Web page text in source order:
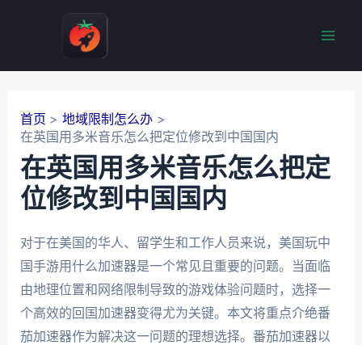
首页
地域限制怎么办
在英国用多米音乐怎么把定位修改到中国国内
在英国用多米音乐怎么把定
位修改到中国国内
对于在美国的华人、留学生和工作人员来说，美国玩中
国手游用什么加速器是一个常见且重要的问题。当面临
由地理位置和网络限制导致的游戏体验问题时，选择一
个高效的回国加速器变得尤为关键。本文将重点介绝番
茄加速器作为解决这一问题的理想选择。番茄加速器以